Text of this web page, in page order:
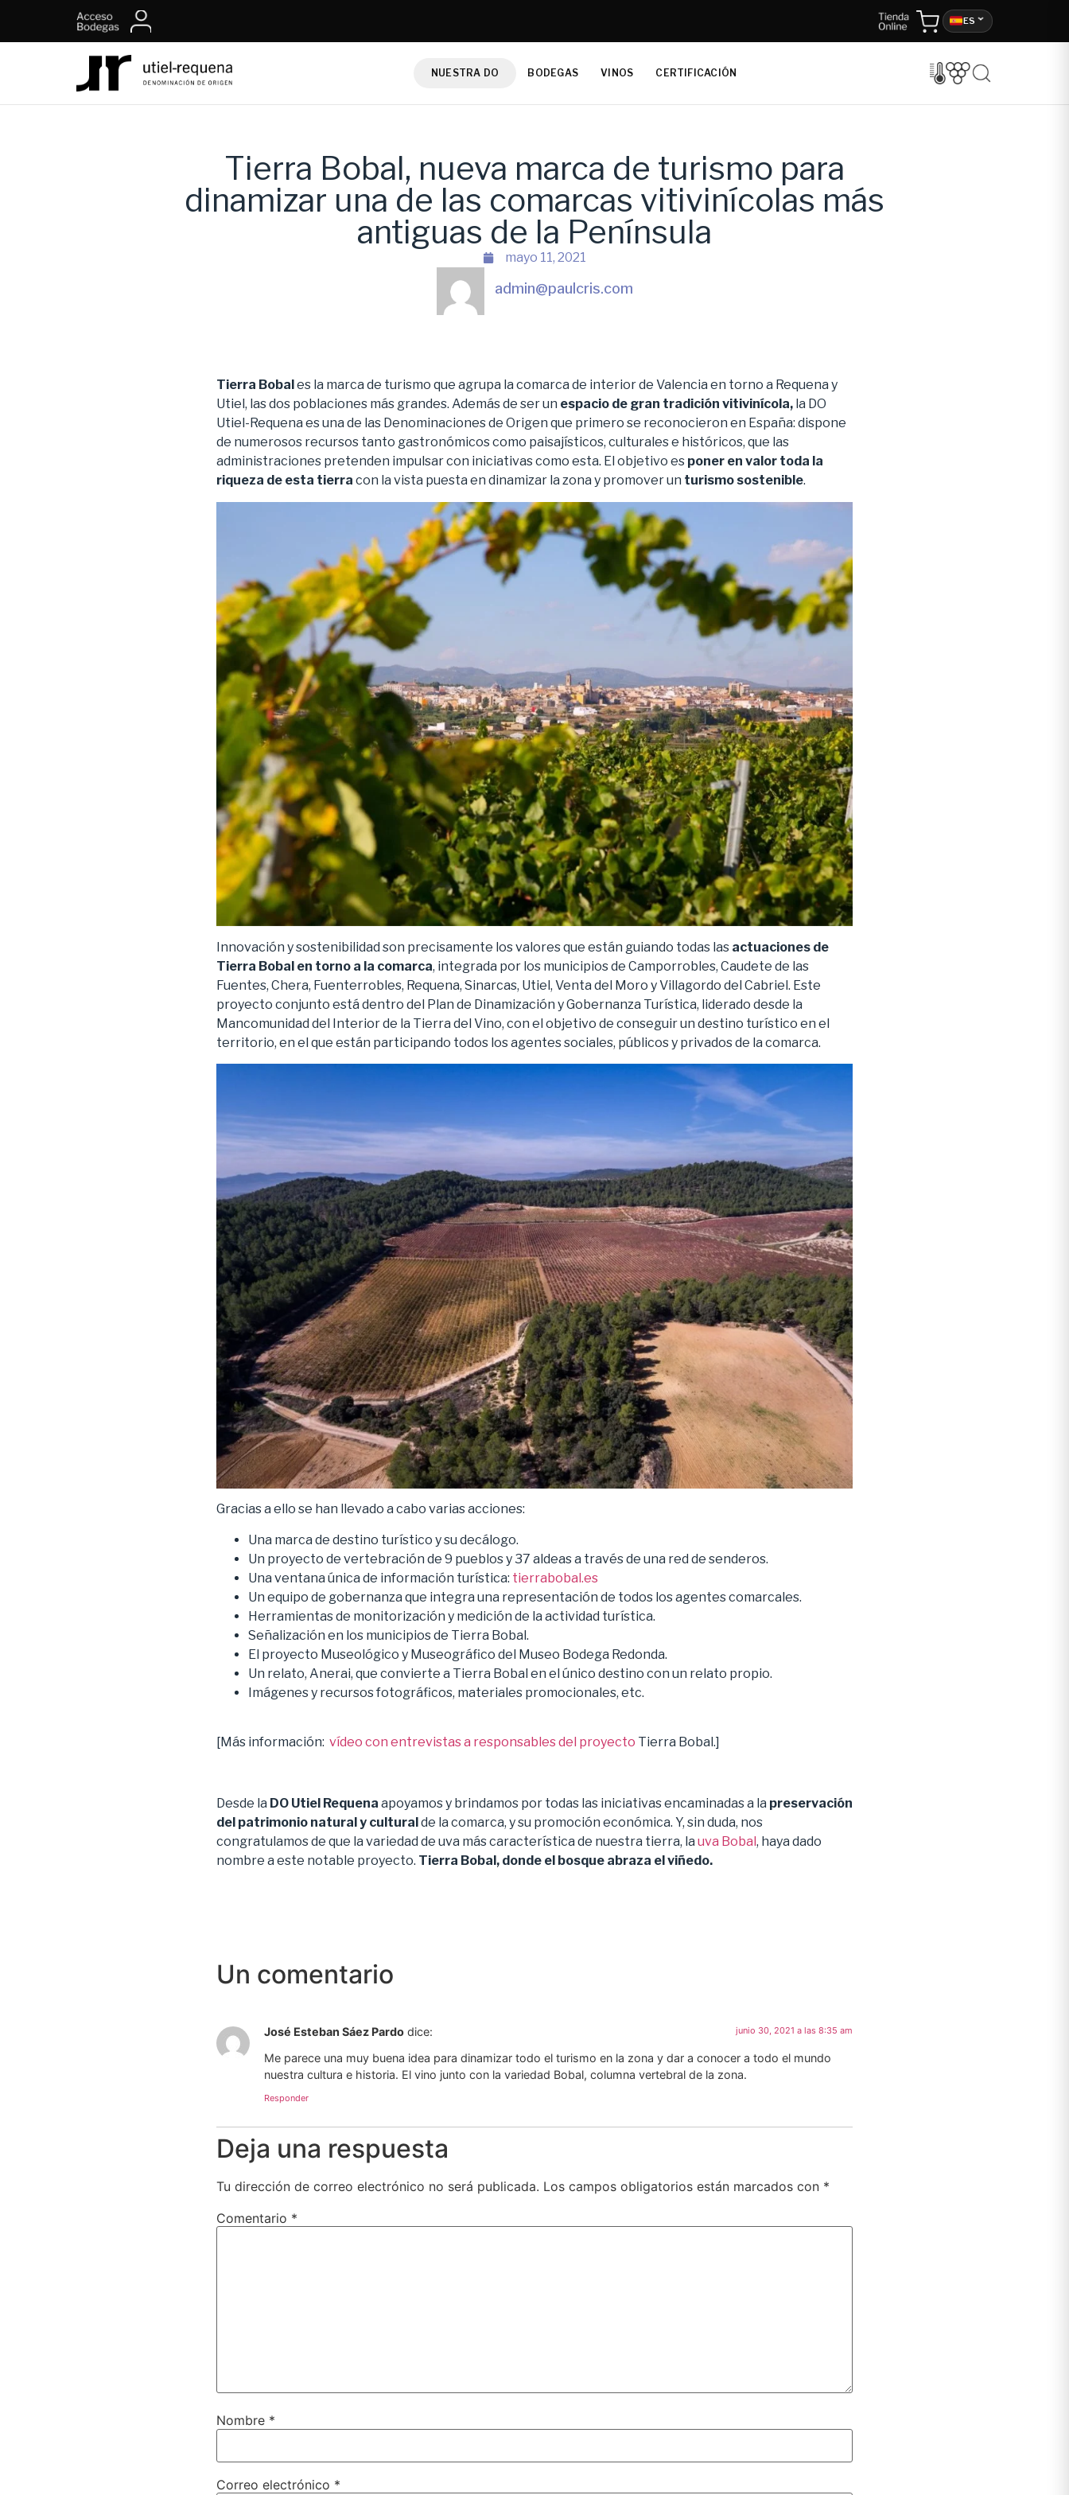
ES
NUESTRA DO BODEGAS VINOS CERTIFICACIÓN
Tierra Bobal, nueva marca de turismo para
dinamizar una de las comarcas vitivinícolas más
antiguas de la Península
mayo 11, 2021
admin@paulcris.com
Tierra Bobal es la marca de turismo que agrupa la comarca de interior de Valencia en torno a Requena y
Utiel, las dos poblaciones más grandes. Además de ser un espacio de gran tradición vitivinícola, la DO
Utiel-Requena es una de las Denominaciones de Origen que primero se reconocieron en España: dispone
de numerosos recursos tanto gastronómicos como paisajísticos, culturales e históricos, que las
administraciones pretenden impulsar con iniciativas como esta. El objetivo es poner en valor toda la
riqueza de esta tierra con la vista puesta en dinamizar la zona y promover un turismo sostenible.
Innovación y sostenibilidad son precisamente los valores que están guiando todas las actuaciones de
Tierra Bobal en torno a la comarca, integrada por los municipios de Camporrobles, Caudete de las
Fuentes, Chera, Fuenterrobles, Requena, Sinarcas, Utiel, Venta del Moro y Villagordo del Cabriel. Este
proyecto conjunto está dentro del Plan de Dinamización y Gobernanza Turística, liderado desde la
Mancomunidad del Interior de la Tierra del Vino, con el objetivo de conseguir un destino turístico en el
territorio, en el que están participando todos los agentes sociales, públicos y privados de la comarca.
Gracias a ello se han llevado a cabo varias acciones:
Una marca de destino turístico y su decálogo.
Un proyecto de vertebración de 9 pueblos y 37 aldeas a través de una red de senderos.
Una ventana única de información turística: tierrabobal.es
Un equipo de gobernanza que integra una representación de todos los agentes comarcales.
Herramientas de monitorización y medición de la actividad turística.
Señalización en los municipios de Tierra Bobal.
El proyecto Museológico y Museográfico del Museo Bodega Redonda.
Un relato, Anerai, que convierte a Tierra Bobal en el único destino con un relato propio.
Imágenes y recursos fotográficos, materiales promocionales, etc.
[Más información: vídeo con entrevistas a responsables del proyecto Tierra Bobal.]
Desde la DO Utiel Requena apoyamos y brindamos por todas las iniciativas encaminadas a la preservación
del patrimonio natural y culturalde la comarca, y su promoción económica. Y, sin duda, nos
congratulamos de que la variedad de uva más característica de nuestra tierra, la uva Bobal, haya dado
nombre a este notable proyecto. Tierra Bobal, donde el bosque abraza el viñedo.
Un comentario
José Esteban Sáez Pardo dice: junio 30, 2021 a las 8:35 am
Me parece una muy buena idea para dinamizar todo el turismo en la zona y dar a conocer a todo el mundo
nuestra cultura e historia. El vino junto con la variedad Bobal, columna vertebral de la zona.
Responder
Deja una respuesta
Tu dirección de correo electrónico no será publicada. Los campos obligatorios están marcados con *
Comentario *
Nombre *
Correo electrónico *